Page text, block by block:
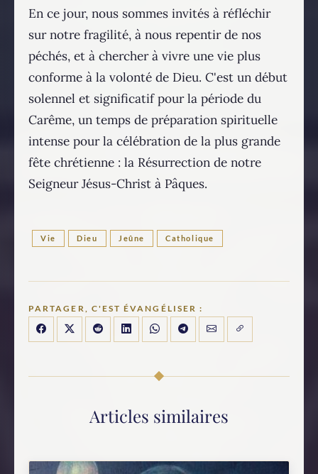
En ce jour, nous sommes invités à réfléchir
sur notre fragilité, à nous repentir de nos
péchés, et à chercher à vivre une vie plus
conforme à la volonté de Dieu. C'est un début
solennel et significatif pour la période du
Carême, un temps de préparation spirituelle
intense pour la célébration de la plus grande
fête chrétienne : la Résurrection de notre
Seigneur Jésus-Christ à Pâques.
Vie Dieu Jeûne Catholique
PARTAGER, C'EST ÉVANGÉLISER :
Articles similaires